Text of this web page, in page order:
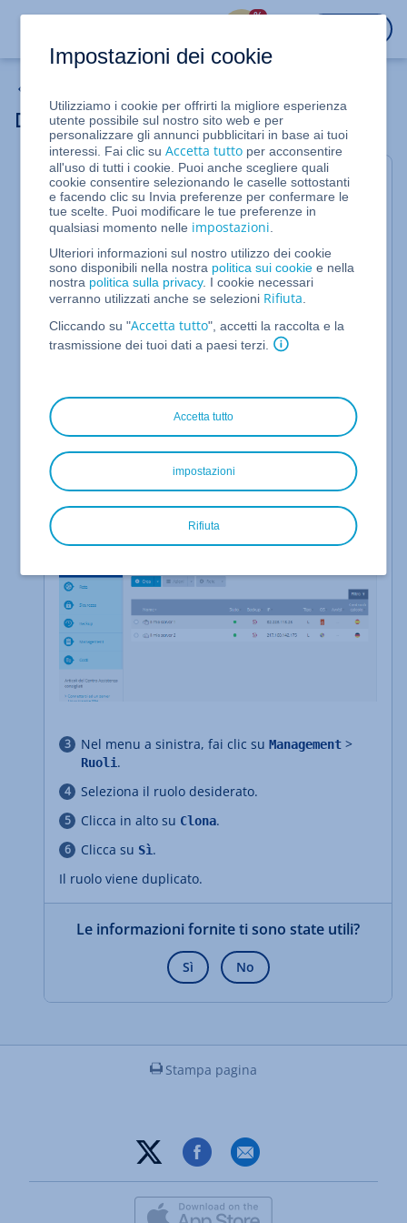
%
Duplicare un ruolo
Per Server Cloud e Server Dedicati gestiti
nel Cloud Panel
In questo articolo ti mostriamo come duplicare un
ruolo. Quando un ruolo viene duplicato, tutte le
impostazioni vengono mantenute
automaticamente. Per duplicare un ruolo, procedi
come segue:
Accedi al tuo
account IONOS
Menu > Server & Cloud
Opzionale: se disponi di più contratti, seleziona
quello desiderato.
Si apre il Cloud Panel.
Nel menu a sinistra, fai clic su Management >
Ruoli.
Seleziona il ruolo desiderato.
Clicca in alto su Clona.
Clicca su Sì.
Il ruolo viene duplicato.
Le informazioni fornite ti sono state utili?
Sì No
Stampa pagina
Impostazioni dei cookie
Utilizziamo i cookie per offrirti la migliore esperienza
utente possibile sul nostro sito web e per
personalizzare gli annunci pubblicitari in base ai tuoi
interessi. Fai clic suAccetta tutto per acconsentire
all'uso di tutti i cookie. Puoi anche scegliere quali
cookie consentire selezionando le caselle sottostanti
e facendo clic su Invia preferenze per confermare le
tue scelte. Puoi modificare le tue preferenze in
qualsiasi momento nelle impostazioni
Ulteriori informazioni sul nostro utilizzo dei cookie
sono disponibili nella nostra politica sui cookie e nella
nostra politica sulla privacy. I cookie necessari
verranno utilizzati anche se selezioni Rifiuta
Cliccando su "Accetta tutto", accetti la raccolta e la
trasmissione dei tuoi dati a paesi terzi.
Accetta tutto
Rifiuta
impostazioni